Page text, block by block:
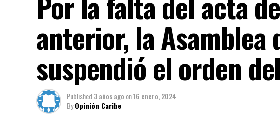
anterior, la Asamblea
suspendió el orden
Published 3 años ago on16 enero, 2024
ByOpinión Caribe